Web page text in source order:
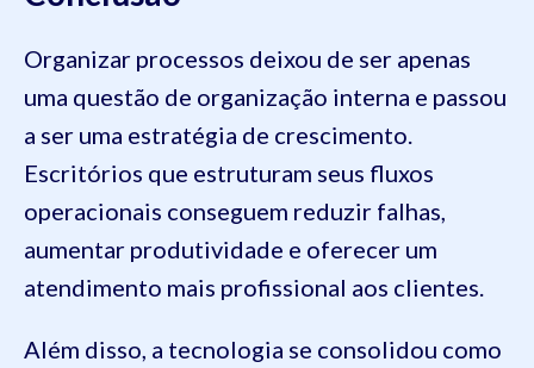
Organizar processos deixou de ser apenas
uma questão de organização interna e passou
a ser uma estratégia de crescimento.
Escritórios que estruturam seus fluxos
operacionais conseguem reduzir falhas,
aumentar produtividade e oferecer um
atendimento mais profissional aos clientes.
Além disso, a tecnologia se consolidou como